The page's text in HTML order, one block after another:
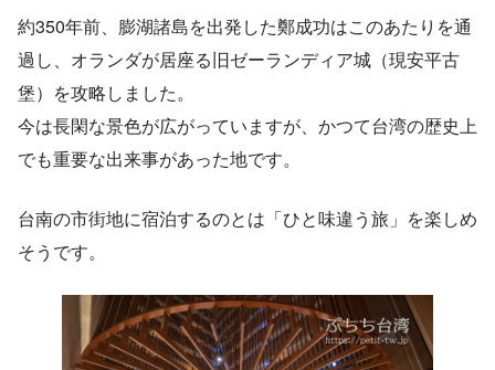
約350年前、膨湖諸島を出発した鄭成功はこのあたりを通
過し、オランダが居座る旧ゼーランディア城（現安平古
堡）を攻略しました。
今は長閑な景色が広がっていますが、かつて台湾の歴史上
でも重要な出来事があった地です。
台南の市街地に宿泊するのとは「ひと味違う旅」を楽しめ
そうです。